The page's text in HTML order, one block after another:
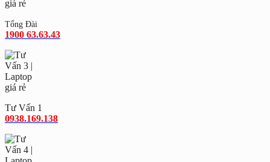
Tổng Đài
1900 63.63.43
Tư Vấn 1
0938.169.138